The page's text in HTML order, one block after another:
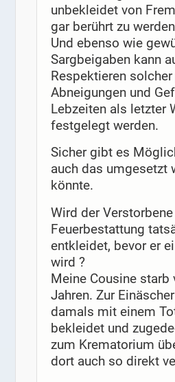
unbekleidet von
gar berührt zu
Und ebenso wie
Sargbeigaben kann
Respektieren
Abneigungen und
Lebzeiten als letzter
festgelegt werden.
Sicher gibt es
auch das umgesetzt
könnte.
Wird der
Feuerbestattung
entkleidet, bevor er
wird ?
Meine Cousine starb
Jahren. Zur
damals mit einem
bekleidet und
zum Krematorium
dort auch so direkt